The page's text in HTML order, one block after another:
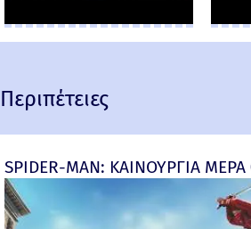
Περιπέτειες
SPIDER-MAN: ΚΑΙΝΟΥΡΓΙΑ